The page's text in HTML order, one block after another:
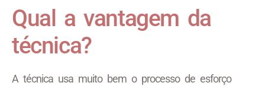
Qual a vantagem da
técnica?
A técnica usa muito bem o processo de esforço